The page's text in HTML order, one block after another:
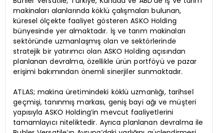
makinaları alanlarında köklü çalışmaları bulunan,
küresel ölçekte faaliyet gösteren ASKO Holding
bünyesinde yer almaktadır. İş ve tarım makinaları
sektöründe uzmanlaşmış olan ve sektörlerinde
stratejik bir yatırımcı olan ASKO Holding açısından
planlanan devralma, özellikle ürün portföyü ve pazar
erişimi bakımından önemli sinerjiler sunmaktadır.
ATLAS; makina üretimindeki köklü uzmanlığı, tarihsel
geçmişi, tanınmış markası, geniş bayi ağı ve müşteri
yapısıyla ASKO Holding’in mevcut faaliyetlerini
tamamlayıcı niteliktedir. Ayrıca planlanan devralma ile